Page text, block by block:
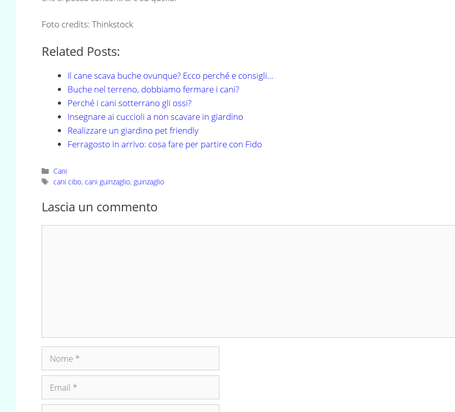
Foto credits: Thinkstock
Related Posts:
Il cane scava buche ovunque? Ecco perché e consigli…
Buche nel terreno, dobbiamo fermare i cani?
Perché i cani sotterrano gli ossi?
Insegnare ai cuccioli a non scavare in giardino
Realizzare un giardino pet friendly
Ferragosto in arrivo: cosa fare per partire con Fido
Categorie
Cani
Tag
cani cibo,cani guinzaglio, guinzaglio
Lascia un commento
Nome
Email